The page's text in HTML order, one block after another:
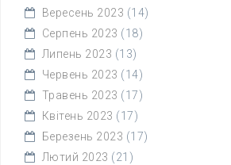
Вересень 2023 (14)
Серпень 2023 (18)
Липень 2023 (13)
Червень 2023 (14)
Травень 2023 (17)
Квітень 2023 (17)
Березень 2023 (17)
Лютий 2023 (21)